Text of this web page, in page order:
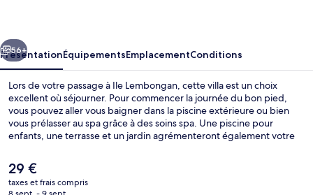
Suivant
56+
PrésentationÉquipementsEmplacementConditions
Lors de votre passage à Ile Lembongan, cette villa est un choix
excellent où séjourner. Pour commencer la journée du bon pied,
vous pouvez aller vous baigner dans la piscine extérieure ou bien
vous prélasser au spa grâce à des soins spa. Une piscine pour
enfants, une terrasse et un jardin agrémenteront également votre
Le
prix
actuel
29 €
taxes et frais compris